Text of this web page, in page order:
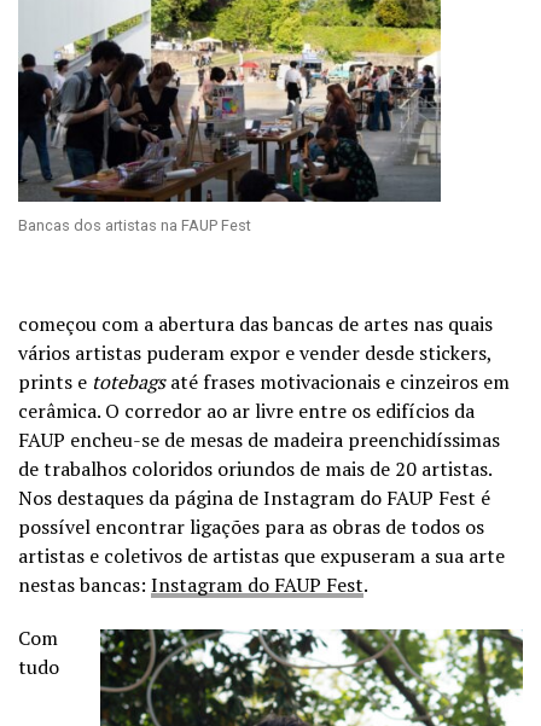
Bancas dos artistas na FAUP Fest
começou com a abertura das bancas de artes nas quais
vários artistas puderam expor e vender desde stickers,
prints e totebagsaté frases motivacionais e cinzeiros em
cerâmica. O corredor ao ar livre entre os edifícios da
FAUP encheu-se de mesas de madeira preenchidíssimas
de trabalhos coloridos oriundos de mais de 20 artistas.
Nos destaques da página de Instagram do FAUP Fest é
possível encontrar ligações para as obras de todos os
artistas e coletivos de artistas que expuseram a sua arte
nestas bancas: Instagram do FAUP Fest.
Com
tudo